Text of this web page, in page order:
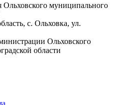
муниципального
с. Ольховка, ул.
Ольховского
области